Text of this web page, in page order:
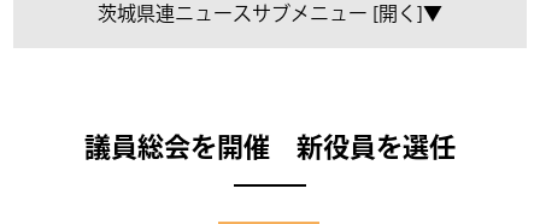
茨城県連ニュース
議員総会を開催 新役員を選任